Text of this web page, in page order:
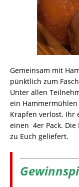
Gemeinsam mit
pünktlich zum
Unter allen
ein
Krapfen verlost. Ihr
einen 4er Pack.
zu Euch geliefert.